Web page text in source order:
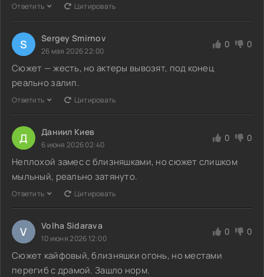
Ответить Цитировать
S Sergey Smirnov
26 мая 2026 22:00
0 0
Сюжет — жесть, но актеры вывозят, под конец
реально залип.
Ответить Цитировать
Д Даниил Киев
6 июня 2026 02:40
0 0
Неплохой замес с близняшками, но сюжет слишком
мыльный, реально затянуто.
Ответить Цитировать
V Volha Sidarava
10 июня 2026 12:00
0 0
Сюжет кайфовый, близняшки огонь, но местами
перегиб с драмой. Зашло норм.